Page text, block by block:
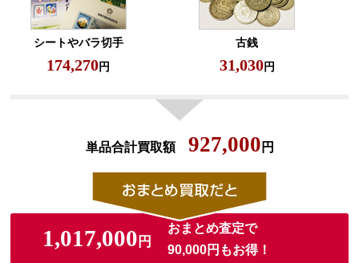
シートやバラ切手
174,270円
古銭
31,030円
単品合計買取額 927,000 円
1,017,000 円
おまとめ査定で
90,000円もお得！